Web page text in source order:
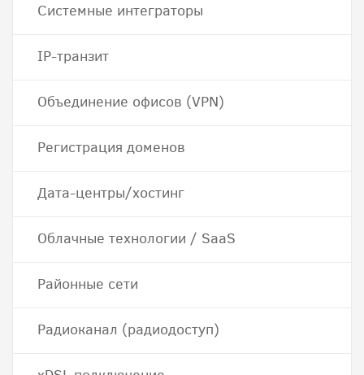
Системные интеграторы
IP-транзит
Объединение офисов (VPN)
Регистрация доменов
Дата-центры/хостинг
Облачные технологии / SaaS
Районные сети
Радиоканал (радиодоступ)